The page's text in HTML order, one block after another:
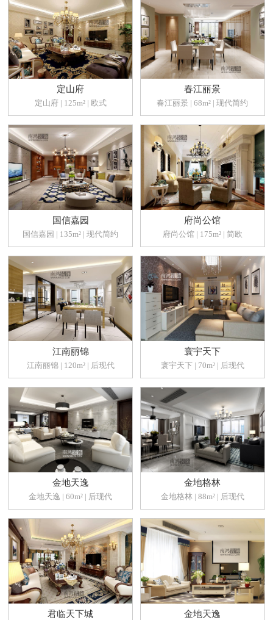
春江丽景
春江丽景 | 68m² | 现代简约
定山府
定山府 | 125m² | 欧式
府尚公馆
府尚公馆 | 175m² | 简欧
国信嘉园
国信嘉园 | 135m² | 现代简约
寰宇天下
寰宇天下 | 70m² | 后现代
江南丽锦
江南丽锦 | 120m² | 后现代
金地格林
金地格林 | 88m² | 后现代
金地天逸
金地天逸 | 60m² | 后现代
金地天逸
君临天下城